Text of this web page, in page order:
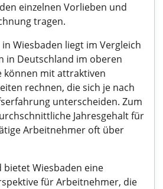
einzelnen Vorlieben und
tragen.
Wiesbaden liegt im Vergleich
in Deutschland im oberen
können mit attraktiven
rechnen, die sich je nach
unterscheiden. Zum
Jahresgehalt für
Arbeitnehmer oft über
bietet Wiesbaden eine
für Arbeitnehmer, die